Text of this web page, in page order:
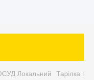
Локальний Тарілка